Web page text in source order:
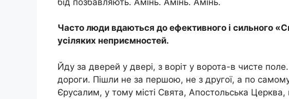
Часто люди вдаються до ефективного і сильного
усіляких неприємностей.
Йду за дверей у двері, з воріт у ворота-в чисте
дороги. Пішли не за першою, не з другої, а по самому
Єрусалим, у тому місті Свята, Апостольська Церква,